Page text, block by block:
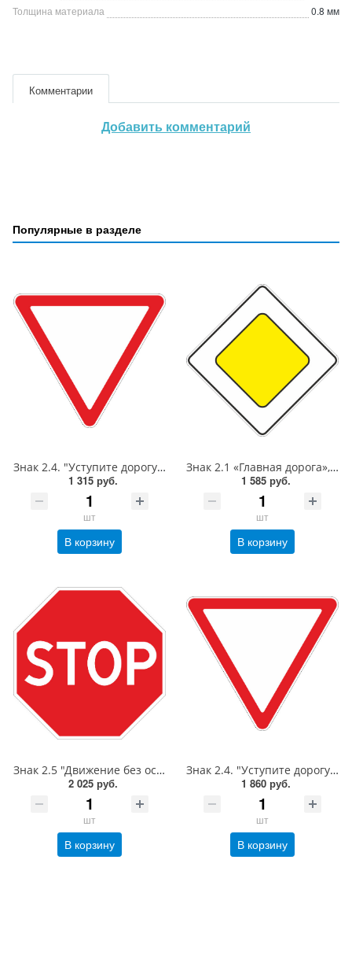
Толщина материала
0.8 мм
Комментарии
Добавить комментарий
Популярные в разделе
Знак 2.4. "Уступите дорогу",А=700,Тип А Коммерческая (3 года),металл 0.8 мм
1 315 руб.
шт
В корзину
Знак 2.1 «Главная дорога»,B=600,Тип А Коммерческая (3 года),металл 0.8 мм
1 585 руб.
шт
В корзину
Знак 2.5 "Движение без остановки запрещено",B=700,Тип А Коммерческая (3 года),металл 0.8 мм
2 025 руб.
шт
В корзину
Знак 2.4. "Уступите дорогу",А=900,Тип А Коммерческая (3 года),металл 0.8 мм
1 860 руб.
шт
В корзину